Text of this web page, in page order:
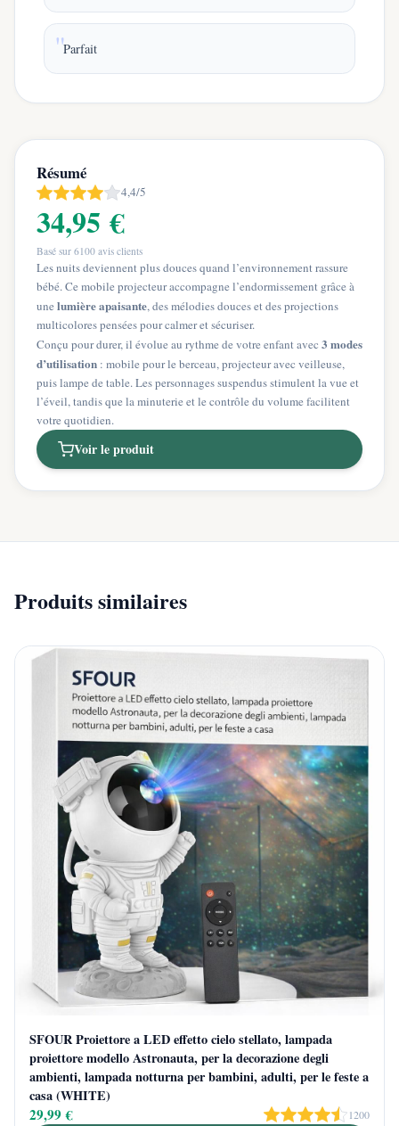
Parfait
Résumé
4,4/5
34,95 €
Basé sur 6100 avis clients
Les nuits deviennent plus douces quand l’environnement rassure
bébé. Ce mobile projecteur accompagne l’endormissement grâce à
une lumière apaisante, des mélodies douces et des projections
multicolores pensées pour calmer et sécuriser.
Conçu pour durer, il évolue au rythme de votre enfant avec 3 modes
d’utilisation : mobile pour le berceau, projecteur avec veilleuse,
puis lampe de table. Les personnages suspendus stimulent la vue et
l’éveil, tandis que la minuterie et le contrôle du volume facilitent
votre quotidien.
Voir le produit
Produits similaires
SFOUR Proiettore a LED effetto cielo stellato, lampada
proiettore modello Astronauta, per la decorazione degli
ambienti, lampada notturna per bambini, adulti, per le feste a
casa (WHITE)
29,99 € 1200